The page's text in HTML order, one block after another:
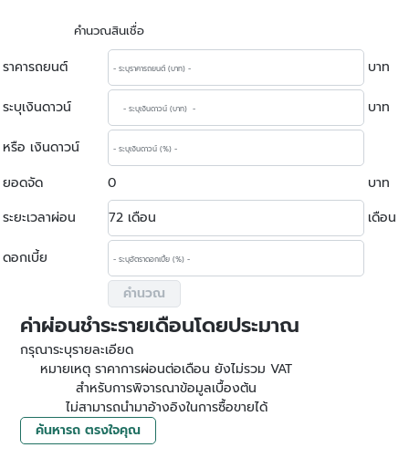
คำนวณสินเชื่อ
ราคารถยนต์ บาท
ระบุเงินดาวน์ บาท
หรือ เงินดาวน์
ยอดจัด
0
บาท
ระยะเวลาผ่อน
เดือน
ดอกเบี้ย
ค่าผ่อนชำระรายเดือนโดยประมาณ
กรุณาระบุรายละเอียด
หมายเหตุ ราคาการผ่อนต่อเดือน ยังไม่รวม VAT
สำหรับการพิจารณาข้อมูลเบื้องต้น
ไม่สามารถนำมาอ้างอิงในการซื้อขายได้
ค้นหารถ ตรงใจคุณ